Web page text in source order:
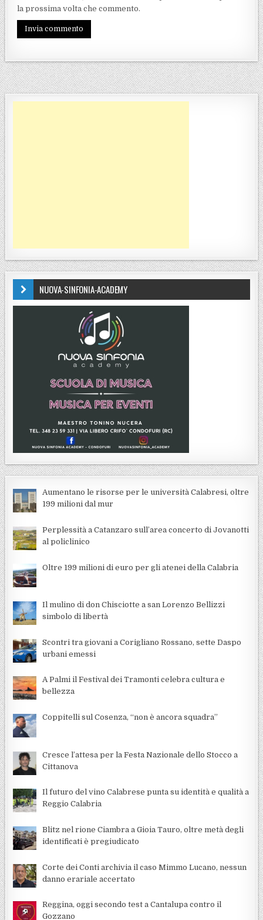
la prossima volta che commento.
NUOVA-SINFONIA-ACADEMY
Aumentano le risorse per le università Calabresi, oltre
199 milioni dal mur
Perplessità a Catanzaro sull’area concerto di Jovanotti
al policlinico
Oltre 199 milioni di euro per gli atenei della Calabria
Il mulino di don Chisciotte a san Lorenzo Bellizzi
simbolo di libertà
Scontri tra giovani a Corigliano Rossano, sette Daspo
urbani emessi
A Palmi il Festival dei Tramonti celebra cultura e
bellezza
Coppitelli sul Cosenza, “non è ancora squadra”
Cresce l’attesa per la Festa Nazionale dello Stocco a
Cittanova
Il futuro del vino Calabrese punta su identità e qualità a
Reggio Calabria
Blitz nel rione Ciambra a Gioia Tauro, oltre metà degli
identificati è pregiudicato
Corte dei Conti archivia il caso Mimmo Lucano, nessun
danno erariale accertato
Reggina, oggi secondo test a Cantalupa contro il
Gozzano